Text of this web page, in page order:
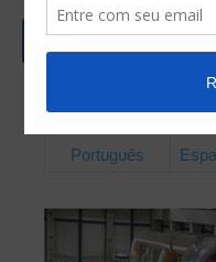
Português